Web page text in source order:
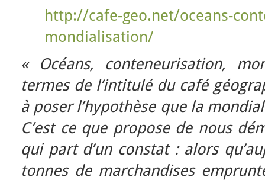
http://cafe-geo.net/oceans-
mondialisation/
« Océans, conteneurisation,
termes de l’intitulé du café
à poser l’hypothèse que la
C’est ce que propose de nous
qui part d’un constat : alors
tonnes de marchandises